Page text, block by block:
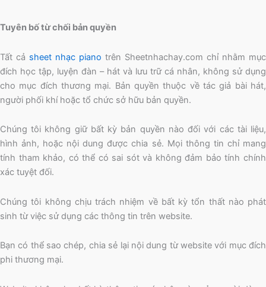
Tuyên bố từ chối bản quyền
Tất cả sheet nhạc piano trên Sheetnhachay.com chỉ nhằm mục
đích học tập, luyện đàn – hát và lưu trữ cá nhân, không sử dụng
cho mục đích thương mại. Bản quyền thuộc về tác giả bài hát,
người phối khí hoặc tổ chức sở hữu bản quyền.
Chúng tôi không giữ bất kỳ bản quyền nào đối với các tài liệu,
hình ảnh, hoặc nội dung được chia sẻ. Mọi thông tin chỉ mang
tính tham khảo, có thể có sai sót và không đảm bảo tính chính
xác tuyệt đối.
Chúng tôi không chịu trách nhiệm về bất kỳ tổn thất nào phát
sinh từ việc sử dụng các thông tin trên website.
Bạn có thể sao chép, chia sẻ lại nội dung từ website với mục đích
phi thương mại.